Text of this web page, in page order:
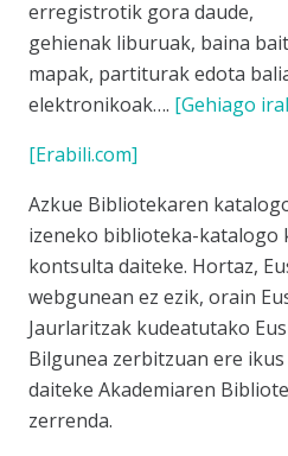
erregistrotik gora daude,
gehienak liburuak, baina
mapak, partiturak edota
elektronikoak…. [Gehiago
[Erabili.com]
Azkue Bibliotekaren
izeneko biblioteka-katalogo
kontsulta daiteke. Hortaz,
webgunean ez ezik, orain
Jaurlaritzak kudeatutako
Bilgunea zerbitzuan ere ikus
daiteke Akademiaren
zerrenda.